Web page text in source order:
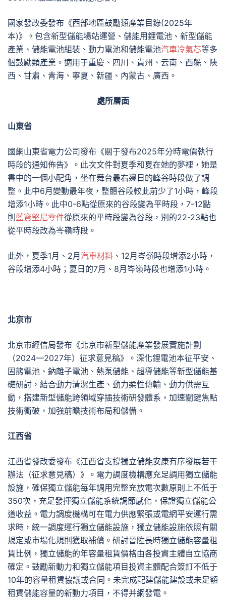
國家發改委發布《西部地區鼓勵類產業目錄(2025年
本)》。包含新型儲能場站運營、儲能用鋰電池、新型儲能
產業、儲能電池組裝、動力電池和儲能電池汽車冷氣芯等多
個鼓勵類產業。適用于重慶、四川、貴州、云南、西躲、陜
西、甘肅、青海、寧夏、新疆、內蒙古、廣西。
處所層面
山東省
國網山東省電力公司發布《關于發布2025年分時電價執行
時段的通知佈告》。此次文件對夏季和夏在她的夢裡，她是
書中的一個小配角，坐在舞台最右邊日的峰谷時段做了調
整。此中6月變動最年夜，整體谷段較此前少了1小時，峰段
增添1小時。此中0-6點從原來的谷段變為平時段，7-12點
則 藍寶堅尼零件從原來的平時段變為谷段，別的22-23點也
從平時段改為岑嶺時段。
此外，夏季1月、2月 汽車材料 、12月岑嶺時段增添2小時，
谷段增添4小時；夏日的7月、8月岑嶺時段也增添1小時。
北京市
北京市經信局發布《北京市新型儲能產業發展實施計劃
（2024—2027年）征求意見稿》。深化鋰電池本征平安、
固態電池、鈉離子電池、熱泵儲能、超導儲能等新型儲能基
礎研討，結合動力清潔生產、動力柔性傳輸、動力供需互
動，搭建新型儲能跨領域穿插技術研發體系，加速關鍵焦點
技術衝破，加強前瞻技術布局和儲備。
江西省
江西省發改委發布《江西省支撐獨立儲能安康有序發展若干
辦法（征求意見稿）》。電力調度機構應充足調用獨立儲能
設施，確保獨立儲能每年調用完整充放電次數原則上不低于
350次，充足發揮獨立儲能系統調節感化，保證獨立儲能公
道收益。電力調度機構可在電力供應緊張或電網平安運行需
求時，統一調度運行獨立儲能設施，獨立儲能設施依照有關
規定或市場化規則獲取補償。研討晉陞長時獨立儲能容量租
賃比例，獨立儲能的年容量租賃價格由各投資主體自立協商
確定。鼓勵新動力和獨立儲能項目投資主體配合簽訂不低于
10年的容量租賃協議或合同。未完成配建儲能建設或未足額
租賃儲能容量的新動力項目，不得并網發電。